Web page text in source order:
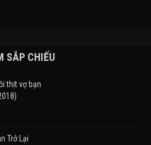
SẮP CHIẾU
thịt vợ bạn
Trở Lại